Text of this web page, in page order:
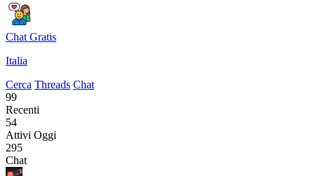
Chat Gratis
Italia
Cerca Threads Chat
99
Recenti
54
Attivi Oggi
295
Chat